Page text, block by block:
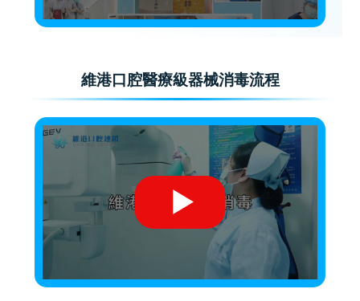
維港口腔醫療級器械消毒流程